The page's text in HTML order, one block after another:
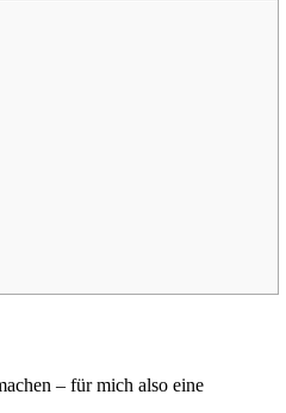
– für mich also eine